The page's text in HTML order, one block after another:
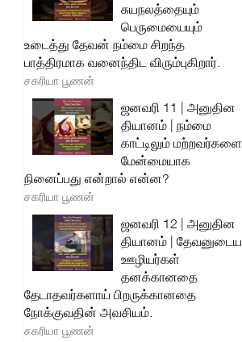
சுயநலத்தையும்
பெருமையையும்
உடைத்து தேவன் நம்மை சிறந்த
பாத்திரமாக வனைந்திட விரும்புகிறார்.
சகரியா பூணன்
ஜனவரி 11 | அனுதின
தியானம் | நம்மை
காட்டிலும் மற்றவர்களை
மேன்மையாக
நினைப்பது என்றால் என்ன?
சகரியா பூணன்
ஜனவரி 12 | அனுதின
தியானம் | தேவனுடைய
ஊழியர்கள்
தனக்கானதை
தேடாதவர்களாய் பிறருக்கானதை
நோக்குவதின் அவசியம்.
சகரியா பூணன்